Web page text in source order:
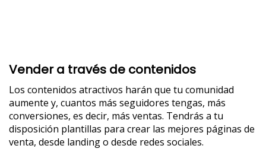
Vender a través de contenidos
Los contenidos atractivos harán que tu comunidad
aumente y, cuantos más seguidores tengas, más
conversiones, es decir, más ventas. Tendrás a tu
disposición plantillas para crear las mejores páginas de
venta, desde landing o desde redes sociales.